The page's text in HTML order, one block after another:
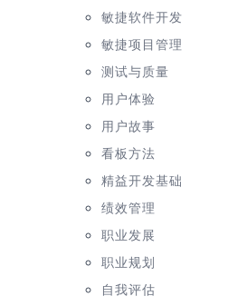
敏捷软件开发
敏捷项目管理
测试与质量
用户体验
用户故事
看板方法
精益开发基础
绩效管理
职业发展
职业规划
自我评估